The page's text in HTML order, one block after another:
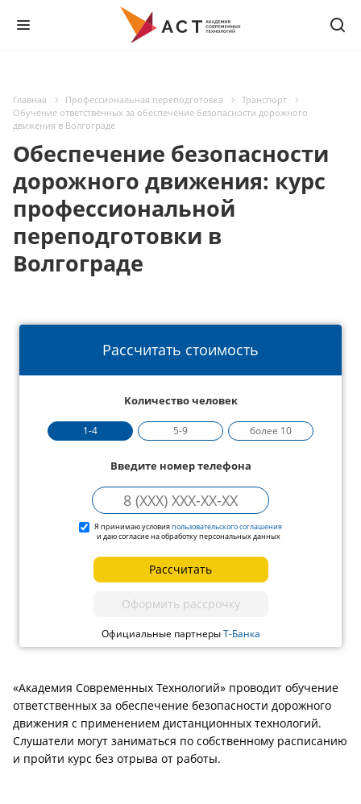
Главная Профессиональная переподготовка
Транспорт
Обучение ответственных за обеспечение безопасности дорожного
движения в Волгограде
Обеспечение безопасности
дорожного движения: курс
профессиональной
переподготовки в
Волгограде
Рассчитать стоимость
Количество человек
1-4 5-9 более 10
Введите номер телефона
Я принимаю условияпользовательского соглашения
и даю согласие на обработку персональных данных
Рассчитать
Оформить рассрочку
Официальные партнерыТ-Банка
«Академия Современных Технологий» проводит обучение
ответственных за обеспечение безопасности дорожного
движения с применением дистанционных технологий.
Слушатели могут заниматься по собственному расписанию
и пройти курс без отрыва от работы.